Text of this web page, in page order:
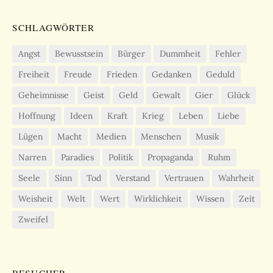
SCHLAGWÖRTER
Angst Bewusstsein Bürger Dummheit
Fehler
Freiheit
Freude Frieden Gedanken
Geduld
Geheimnisse
Geist Geld Gewalt Gier
Glück
Hoffnung
Ideen Kraft Krieg Leben
Liebe
Lügen
Macht Medien Menschen
Musik
Narren
Paradies Politik Propaganda
Ruhm
Seele
Sinn Tod Verstand Vertrauen
Wahrheit
Weisheit
Welt Wert Wirklichkeit Wissen
Zeit
Zweifel